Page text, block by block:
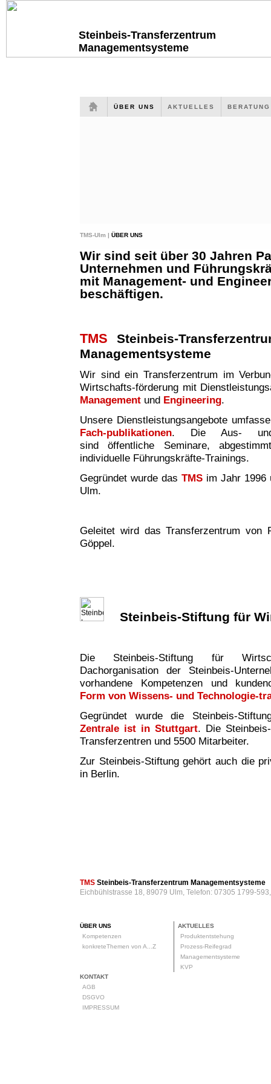
Steinbeis-Transferzentrum
Managementsysteme
ÜBER UNS AKTUELLES
TMS-Ulm | ÜBER UNS
Wir sind seit über 30 Jahren
Unternehmen und
mit Management- und
beschäftigen.
TMS
Steinbeis-
Managementsysteme
Wir sind ein Transferzentrum im
Wirtschafts-förderung mit
Management und Engineering.
Unsere Dienstleistungsangebote
Fach-publikationen. Die Aus- und
sindöffentliche Seminare,
individuelle Führungskräfte-Trainings.
Gegründet wurde das TMS im Jahr
Ulm.
Geleitet wird das Transferzentrum von
Göppel.
Steinbeis-Stiftung für
Die Steinbeis-Stiftung für
Dachorganisation der Steinbeis-
vorhandene Kompetenzen und
Form von Wissens- und Technologie-
Gegründet wurde die Steinbeis-
Zentrale ist in Stuttgart. Die
Transferzentren und 5500 Mitarbeiter.
Zur Steinbeis-Stiftung gehört auch die
in Berlin.
TMS Steinbeis-Transferzentrum Managementsysteme
Eichbühlstrasse 18, 89079 Ulm, Telefon: 07305 1799-
ÜBER UNS
Kompetenzen
konkreteThemen von A...Z
AKTUELLES
Produktentstehung
Prozess-Reifegrad
Managementsysteme
KVP
KONTAKT
AGB
DSGVO
IMPRESSUM